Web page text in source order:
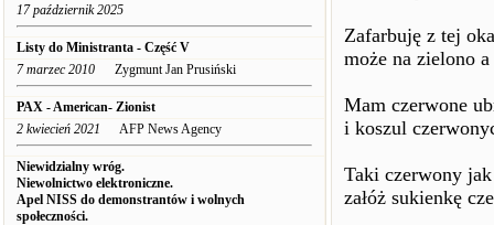
17 październik 2025
Listy do Ministranta - Część V
7 marzec 2010 Zygmunt Jan Prusiński
PAX - American- Zionist
2 kwiecień 2021 AFP News Agency
Niewidzialny wróg.
Niewolnictwo elektroniczne.
Apel NISS do demonstrantów i wolnych
społeczności.
Zafarbuję z tej
może na zielono
Mam czerwone
i koszul
Taki czerwony
załóż sukienkę